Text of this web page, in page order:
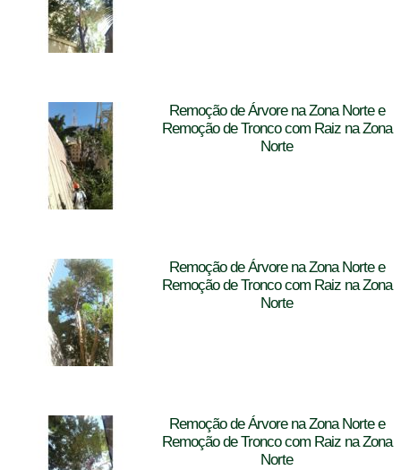
Remoção de Árvore na Zona Norte e
Remoção de Tronco com Raiz na Zona
Norte
Remoção de Árvore na Zona Norte e
Remoção de Tronco com Raiz na Zona
Norte
Remoção de Árvore na Zona Norte e
Remoção de Tronco com Raiz na Zona
Norte